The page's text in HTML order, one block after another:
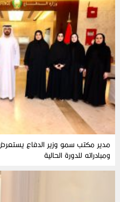
مدير مكتب سمو وزير الدفاع
ومبادراته للدورة الحالية